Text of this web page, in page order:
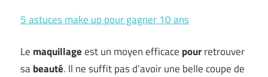
5 astuces make up pour gagner 10 ans
Le maquillageest un moyen efficace pourretrouver
sabeauté. Il ne suffit pas d’avoir une belle coupe de